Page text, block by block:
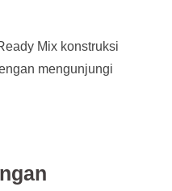
Mix konstruksi
mengunjungi